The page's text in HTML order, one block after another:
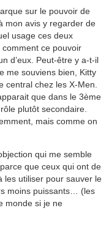
sur le pouvoir de
mon avis y regarder de
usage ces deux
ce pouvoir
d’eux. Peut-être y a-t-il
me souviens bien, Kitty
central chez les X-Men.
que dans le 3ème
plutôt secondaire.
mais comme on
qui me semble
que ceux qui ont de
les utiliser pour sauver le
moins puissants… (les
monde si je ne